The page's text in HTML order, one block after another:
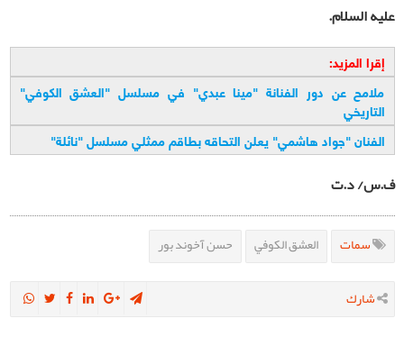
عليه السلام.
إقرا المزيد:
ملامح عن دور الفنانة "مينا عبدي" في مسلسل "العشق الكوفي"
التاريخي
الفنان "جواد هاشمي" يعلن التحاقه بطاقم ممثلي مسلسل "نائلة"
ف.س/ د.ت
سمات العشق الكوفي حسن آخوند بور
شارك